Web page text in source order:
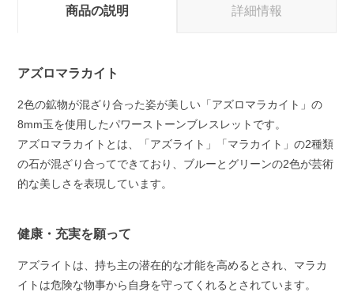
商品の説明 詳細情報
アズロマラカイト
2色の鉱物が混ざり合った姿が美しい「アズロマラカイト」の
8mm玉を使用したパワーストーンブレスレットです。
アズロマラカイトとは、「アズライト」「マラカイト」の2種類
の石が混ざり合ってできており、ブルーとグリーンの2色が芸術
的な美しさを表現しています。
健康・充実を願って
アズライトは、持ち主の潜在的な才能を高めるとされ、マラカ
イトは危険な物事から自身を守ってくれるとされています。